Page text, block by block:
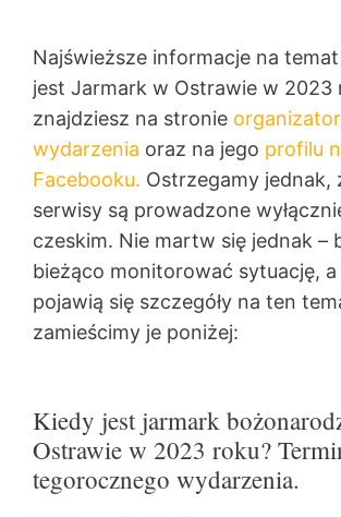
Najświeższe informacje na
jest Jarmark w Ostrawie w 2023
znajdziesz na stronie
wydarzenia oraz na jego profilu
Facebooku. Ostrzegamy jednak,
serwisy są prowadzone
czeskim. Nie martw się jednak –
bieżąco monitorować sytuację,
pojawią się szczegóły na ten
zamieścimy je poniżej:
Kiedy jest jarmark
Ostrawie w 2023 roku?
tegorocznego wydarzenia.